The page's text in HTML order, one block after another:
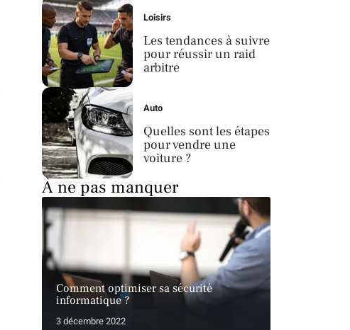
Loisirs
Les tendances à suivre
pour réussir un raid
arbitre
Auto
Quelles sont les étapes
pour vendre une
voiture ?
À ne pas manquer
Comment optimiser sa sécurité
informatique ?
3 décembre 2022